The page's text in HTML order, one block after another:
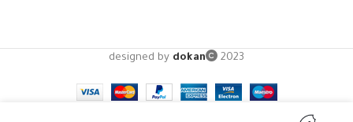
designed by dokan 2023